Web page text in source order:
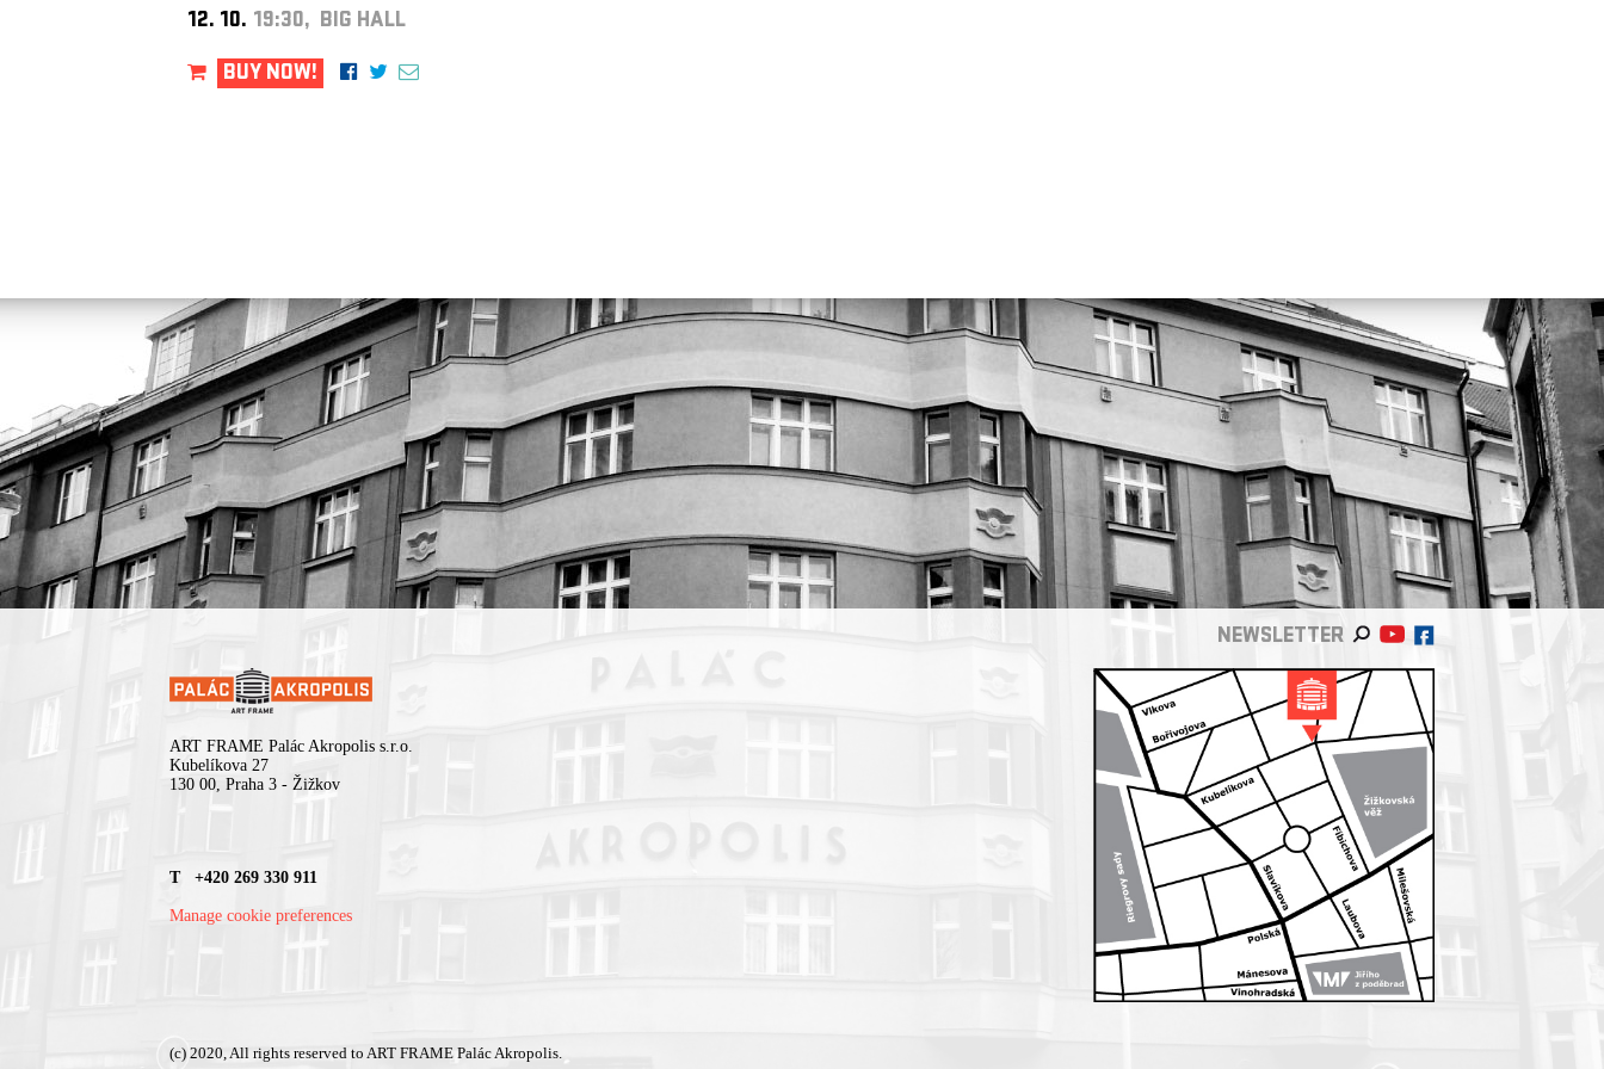
12. 10. 19:30, BIG HALL
BUY NOW!
NEWSLETTER
ART FRAME Palác Akropolis s.r.o.
Kubelíkova 27
130 00, Praha 3 - Žižkov
T +420 269 330 911
Manage cookie preferences
(c) 2020, All rights reserved to ART FRAME Palác Akropolis.